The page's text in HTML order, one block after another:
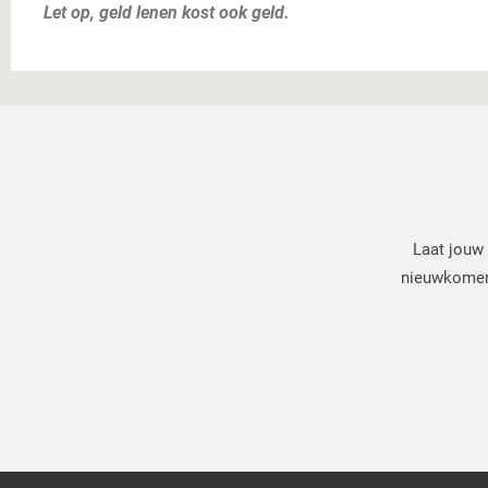
Let op, geld lenen kost ook geld.
Laat